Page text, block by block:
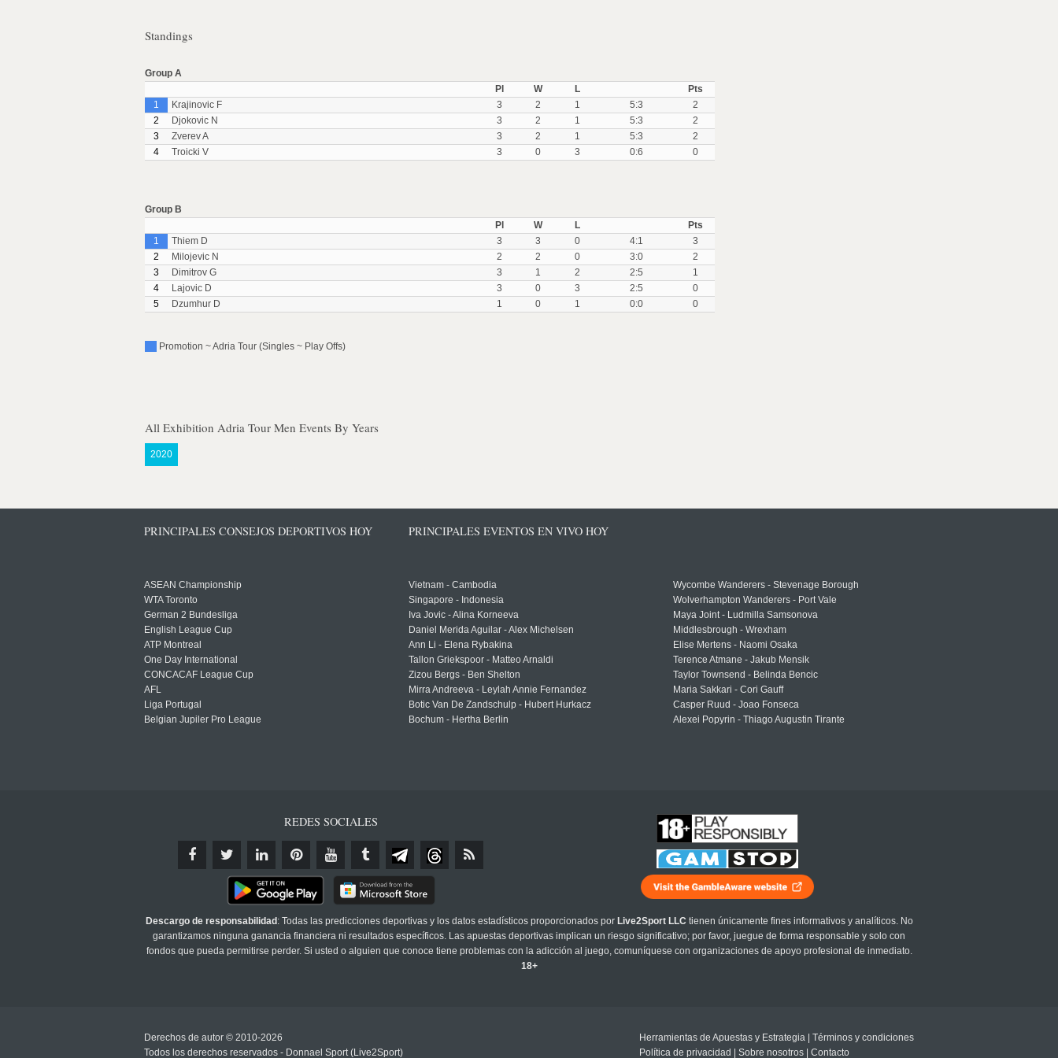
Standings
Group A
Pl
W L
Pts
1
Krajinovic F 3 2 1 5:3
2
2
Djokovic N 3 2 1 5:3
2
3
Zverev A 3 2 1 5:3
2
4
Troicki V 3 0 3 0:6 0
Group B
Pl
W L
Pts
1
Thiem D 3 3 0 4:1
3
2
Milojevic N 2 2 0 3:0
2
3
Dimitrov G 3 1 2 2:5
1
4
Lajovic D 3 0 3 2:5
0
5
Dzumhur D 1 0 1 0:0 0
Promotion ~ Adria Tour (Singles ~ Play Offs)
All Exhibition Adria Tour Men Events By Years
2020
PRINCIPALES CONSEJOS DEPORTIVOS HOY
ASEAN Championship
WTA Toronto
German 2 Bundesliga
English League Cup
ATP Montreal
One Day International
CONCACAF League Cup
AFL
Liga Portugal
Belgian Jupiler Pro League
PRINCIPALES EVENTOS EN VIVO HOY
Vietnam - Cambodia
Singapore - Indonesia
Iva Jovic - Alina Korneeva
Daniel Merida Aguilar - Alex Michelsen
Ann Li - Elena Rybakina
Tallon Griekspoor - Matteo Arnaldi
Zizou Bergs - Ben Shelton
Mirra Andreeva - Leylah Annie Fernandez
Botic Van De Zandschulp - Hubert Hurkacz
Bochum - Hertha Berlin
Wycombe Wanderers - Stevenage Borough
Wolverhampton Wanderers - Port Vale
Maya Joint - Ludmilla Samsonova
Middlesbrough - Wrexham
Elise Mertens - Naomi Osaka
Terence Atmane - Jakub Mensik
Taylor Townsend - Belinda Bencic
Maria Sakkari - Cori Gauff
Casper Ruud - Joao Fonseca
Alexei Popyrin - Thiago Augustin Tirante
REDES SOCIALES
Descargo de responsabilidad : Todas las predicciones deportivas y los datos estadísticos proporcionados por Live2Sport LLC tienen únicamente fines informativos y analíticos. No
garantizamos ninguna ganancia financiera ni resultados específicos. Las apuestas deportivas implican un riesgo significativo; por favor, juegue de forma responsable y solo con
fondos que pueda permitirse perder. Si usted o alguien que conoce tiene problemas con la adicción al juego, comuníquese con organizaciones de apoyo profesional de inmediato.
18+
Derechos de autor © 2010-2026
Todos los derechos reservados - Donnael Sport (Live2Sport)
Herramientas de Apuestas y Estrategia
Términos y condiciones
Política de privacidad
Sobre nosotros Contacto